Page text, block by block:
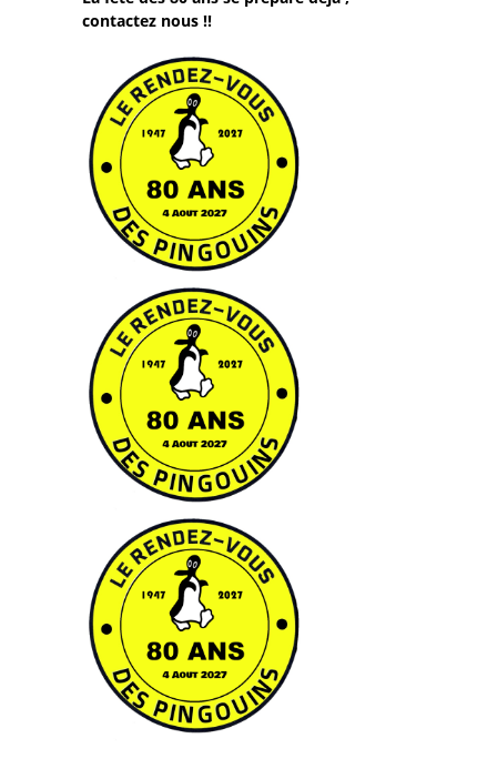
-- Les moniteurs
-- INSCRIPTION
-- Localisation
-- Horaires
-- Activités
-- Revue de Presse
Actualités
-- Actualités
-- Saison 2026
Les Anciens
-- Association
-- Records
Partenaires
Contact
Recrutement
contactez nous !!